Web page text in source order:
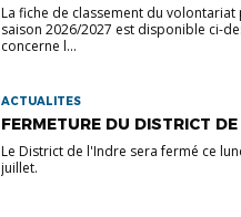
La fiche de classement du volontariat
saison 2026/2027 est disponible ci-
concerne l...
ACTUALITES
FERMETURE DU DISTRICT DE
Le District de l'Indre sera fermé ce
juillet.